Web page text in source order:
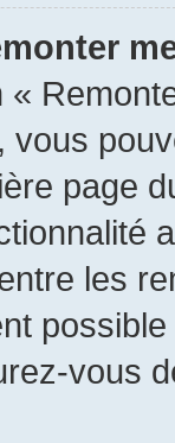
«
vous
page
les
vous